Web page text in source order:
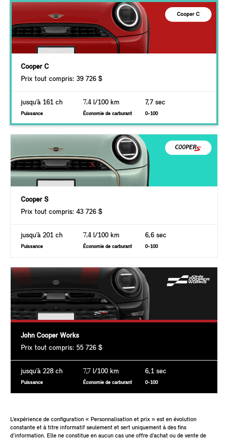
Cooper C
Prix tout compris: 39 726 $
jusqu’à 161 ch
Puissance
7.4l/100 km
Économie de carburant
7,7 sec
0-100
Cooper S
Prix tout compris: 43 726 $
jusqu’à 201 ch
Puissance
7.4l/100 km
Économie de carburant
6,6 sec
0-100
John Cooper Works
Prix tout compris: 55 726 $
jusqu’à 228 ch
Puissance
7,7 l/100 km
Économie de carburant
6,1 sec
0-100
L’expérience de configuration « Personnalisation et prix » est en évolution
constante et à titre informatif seulement et sert uniquement à des fins
d’information. Elle ne constitue en aucun cas une offre d’achat ou de vente de